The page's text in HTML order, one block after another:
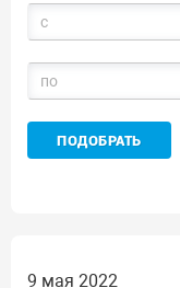
9 мая 2022